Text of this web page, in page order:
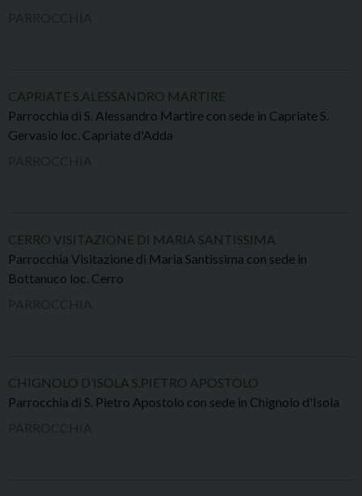
CAPRIATE S.ALESSANDRO MARTIRE
Parrocchia di S. Alessandro Martire con sede in Capriate S.
Gervasio loc. Capriate d'Adda
CERRO VISITAZIONE DI MARIA SANTISSIMA
Parrocchia Visitazione di Maria Santissima con sede in
Bottanuco loc. Cerro
CHIGNOLO D’ISOLA S.PIETRO APOSTOLO
Parrocchia di S. Pietro Apostolo con sede in Chignolo d'Isola